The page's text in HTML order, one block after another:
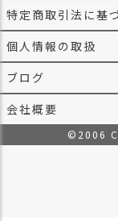
特定商取引法に基
個人情報の取扱
ブログ
会社概要
©2006